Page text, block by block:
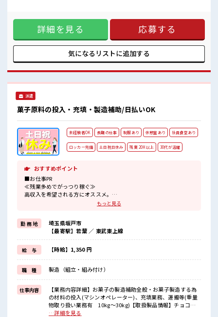
社会人経験が浅くてもOK！
ここから経験積んでいきましょ！
リ≫ 制服があるので、 毎日の服装の悩み解消♪ ≪未経験の方
も大カンゲイ≫ 新しいことにチャレンジするのは不安だけ
ど、 しっかり働く環境が整っています！ イチからスキルUP・
ステップUP目指していきましょう！ ≪自分に合った期間で働
ける≫ 福利厚生が整った派遣のお仕事です！ ■職場の雰囲気
女性多めで休み時間は女子トークがあふれる職場です！ もち
験が浅くてもOK！ ここから経験積んでいきましょ！
詳細を見る 応募する
気になるリストに追加する
派遣
菓子原料の投入・充填・製造補助/日払いOK
未経験者OK 長期の仕事 制服あり 休憩室あり 社員食堂あり
ロッカー完備 土日祝日休み 残業 20H以上 30代が活躍
おすすめポイント
■お仕事PR
≪残業多めでがっつり稼ぐ≫
高収入を希望される方にオススメ。
残業は月20時間以上あります♪
週末は家族や友人と一緒にプライベート満喫！
≪機能的な制服アリ≫
制服があるので、
毎日の服装の悩み解消♪
≪初めての仕事だけど自分にもできそう≫
新しいことにチャレンジするのは不安だけど、
しっかり働く環境が整っています！
イチからスキルUP・ステップUP目指していきましょう！
≪収入アップを目指せる≫
高時給だらけの派遣のお仕事です！
■職場の雰囲気
仕事の合間の息抜きは休憩室で♪
もっと見る
勤 務 地
埼玉県坂戸市
【最寄駅】若葉 ／ 東武東上線
給 与 【時給】1,350 円
職 種 製造（組立・組み付け）
仕事内容
【業務内容詳細】お菓子の製造補助全般・お菓子製造する為
の材料の投入(マシンオペレーター)、充填業務、運搬等(重量
物取り扱い業務有 10kg～30kg)【取扱製品情報】チョコレ
ートや果汁グミ ■お仕事PR ≪残業多めでがっつり稼ぐ≫ 高収
…詳細を見る